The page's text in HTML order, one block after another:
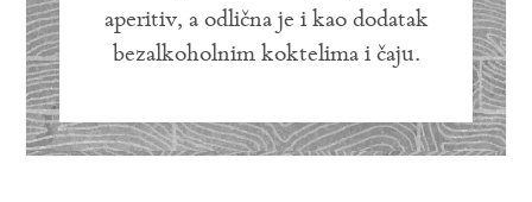
aperitiv, a odlična je i kao dodatak
bezalkoholnim koktelima i čaju.